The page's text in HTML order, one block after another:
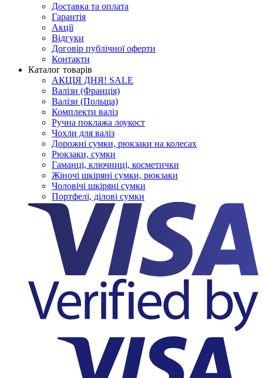
Доставка та оплата
Гарантія
Акції
Відгуки
Договір публічної оферти
Контакти
Каталог товарів
АКЦІЯ ДНЯ! SALE
Валізи (Франція)
Валізи (Польща)
Комплекти валіз
Ручна поклажа лоукост
Чохли для валіз
Дорожні сумки, рюкзаки на колесах
Рюкзаки, сумки
Гаманці, ключниці, косметички
Жіночі шкіряні сумки, рюкзаки
Чоловічі шкіряні сумки
Портфелі, ділові сумки